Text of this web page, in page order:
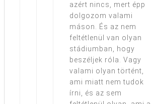
azért nincs, mert épp
dolgozom valami
máson. És az nem
feltétlenül van olyan
stádiumban, hogy
beszéljek róla. Vagy
valami olyan történt,
ami miatt nem tudok
írni, és az sem